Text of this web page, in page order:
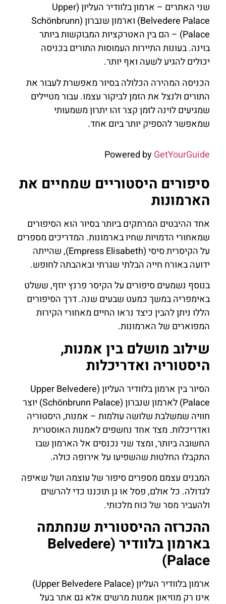
שני האתרים – ארמון בלוודיר העליון (Upper
Belvedere Palace) וארמון שנברון (Schönbrunn
Palace) – הם בין האטרקציות המבוקשות ביותר
בוינה. בעונות התיירות העמוסות התורים בכניסה
יכולים להגיע לשעה ואף יותר.
הכניסה המהירה הכלולה בסיור מאפשרת לעבור את
התורים ולנצל את הזמן לביקור עצמו. עבור מטיילים
שמגיעים לוינה לזמן קצר זהו יתרון משמעותי
שמאפשר להספיק יותר ביום אחד.
Powered byGetYourGuide
סיפורים היסטוריים שמחיים את
הארמונות
אחד ההיבטים המרתקים ביותר בסיור הוא הסיפורים
שמאחורי הדמויות שחיו בארמונות. המדריכים מספרים
על הקיסרית סיסי (Empress Elisabeth), שהייתה
ידועה באורח חייה הבלתי שגרתי ובאהבתה לחופש.
בנוסף נשמעים סיפורים על הקיסר פרנץ יוזף, ששלט
באימפריה במשך כמעט שבעים שנה. דרך הסיפורים
הללו ניתן להבין כיצד נראו החיים מאחורי הקירות
המפוארים של הארמונות.
שילוב מושלם בין אמנות,
היסטוריה ואדריכלות
הסיור בין ארמון בלוודיר העליון (Upper Belvedere
Palace) לארמון שנברון (Schönbrunn Palace) יוצר
חוויה שמשלבת שלושה עולמות – אמנות, היסטוריה
ואדריכלות. מצד אחד נחשפים לאמנות האוסטרית
החשובה ביותר, ומצד שני נכנסים אל הארמון שבו
התקבלו החלטות שהשפיעו על אירופה כולה.
המבנים עצמם מספרים סיפור של עוצמה ושל שאיפה
לגדולה. כל אולם, פסל או גן תוכננו כדי להרשים
ולהעביר מסר של כוח מלכותי.
ההכרזה ההיסטורית שנחתמה
בארמון בלוודיר (Belvedere
Palace)
ארמון בלוודיר העליון (Upper Belvedere Palace)
אינו רק מוזיאון אמנות מרשים אלא גם אתר בעל